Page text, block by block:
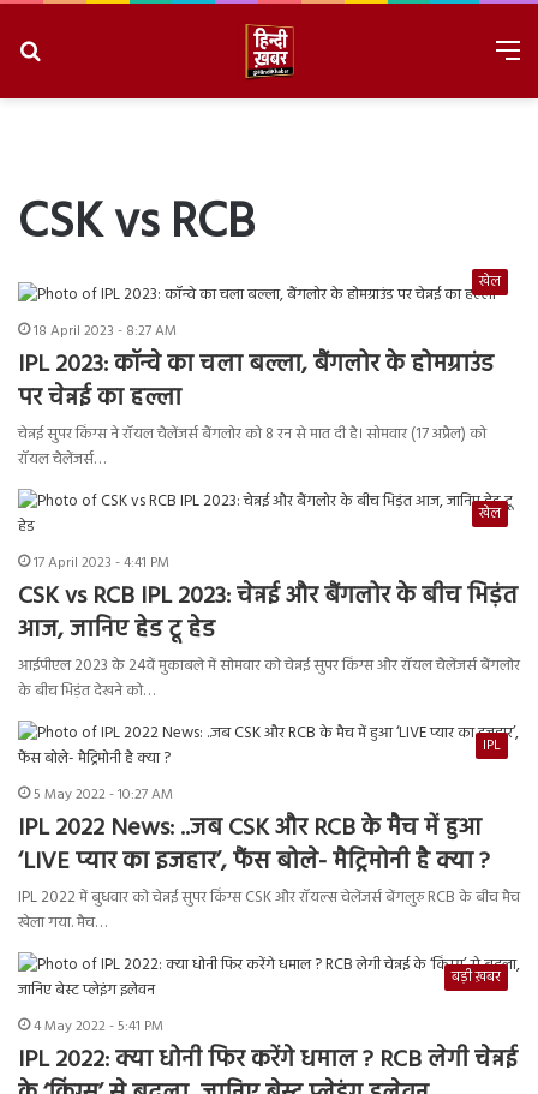
CSK vs RCB
खेल
18 April 2023 - 8:27 AM
IPL 2023: कॉन्वे का चला बल्ला, बैंगलोर के होमग्राउंड
पर चेन्नई का हल्ला
चेन्नई सुपर किंग्स ने रॉयल चैलेंजर्स बैंगलोर को 8 रन से मात दी है। सोमवार (17 अप्रैल) को
रॉयल चैलेंजर्स…
खेल
17 April 2023 - 4:41 PM
CSK vs RCB IPL 2023: चेन्नई और बैंगलोर के बीच भिड़ंत
आज, जानिए हेड टू हेड
आईपीएल 2023 के 24वें मुकाबले में सोमवार को चेन्नई सुपर किंग्स और रॉयल चैलेंजर्स बैंगलोर
के बीच भिड़ंत देखने को…
IPL
5 May 2022 - 10:27 AM
IPL 2022 News: ..जब CSK और RCB के मैच में हुआ
‘LIVE प्यार का इजहार’, फैंस बोले- मैट्रिमोनी है क्या ?
IPL 2022 में बुधवार को चेन्नई सुपर किंग्स CSK और रॉयल्स चेलेंजर्स बेंगलुरु RCB के बीच मैच
खेला गया. मैच…
बड़ी ख़बर
4 May 2022 - 5:41 PM
IPL 2022: क्या धोनी फिर करेंगे धमाल ? RCB लेगी चेन्नई